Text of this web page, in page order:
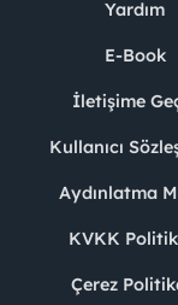
Yardım
E-Book
İletişime
Kullanıcı
Aydınlatma
KVKK
Çerez